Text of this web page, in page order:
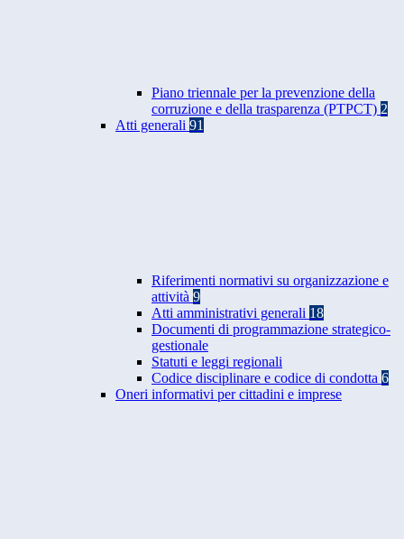
Piano triennale per la prevenzione della
corruzione e della trasparenza (PTPCT) 2
Atti generali 91
Riferimenti normativi su organizzazione e
attività 9
Atti amministrativi generali 18
Documenti di programmazione strategico-
gestionale
Statuti e leggi regionali
Codice disciplinare e codice di condotta 6
Oneri informativi per cittadini e imprese